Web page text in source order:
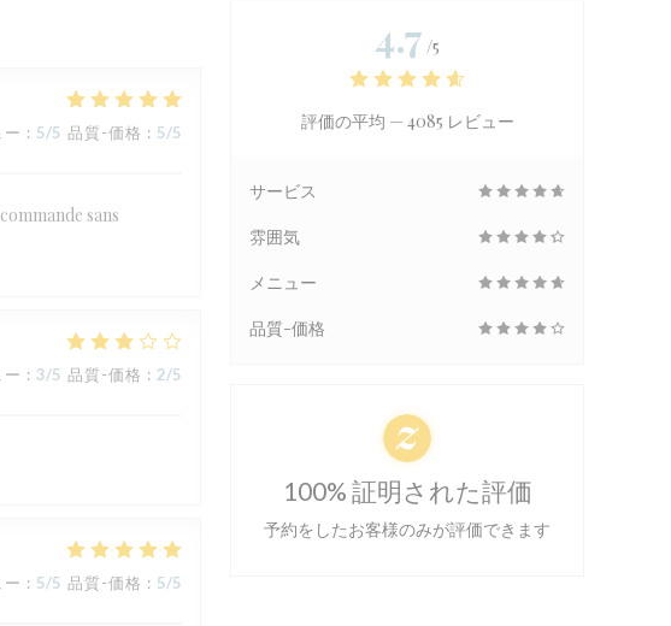
ー : 5/5 品質-価格 : 5/5
sans
ー : 3/5 品質-価格 : 2/5
ー : 5/5 品質-価格 : 5/5
4.7 /5
評価の平均 — 4085 レビュー
サービス
雰囲気
メニュー
品質-価格
100% 証明された評価
予約をしたお客様のみが評価できます